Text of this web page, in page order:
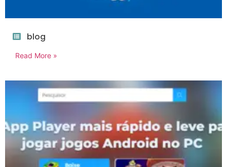
blog
Read More »